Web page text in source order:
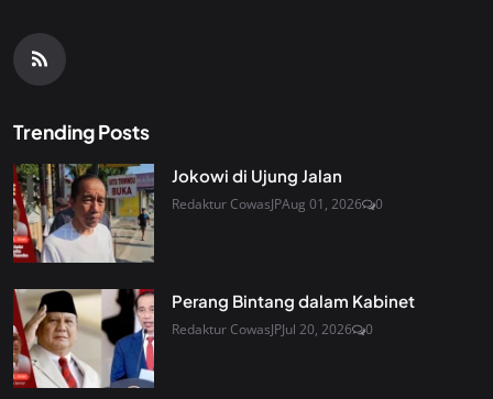
Trending Posts
Jokowi di Ujung Jalan
Redaktur CowasJPAug 01, 2026 0
Perang Bintang dalam Kabinet
Redaktur CowasJPJul 20, 2026 0